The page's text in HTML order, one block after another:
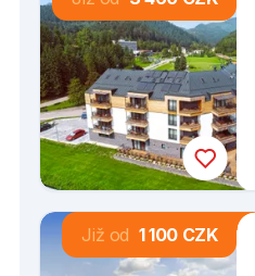
Již od 1 100 CZK